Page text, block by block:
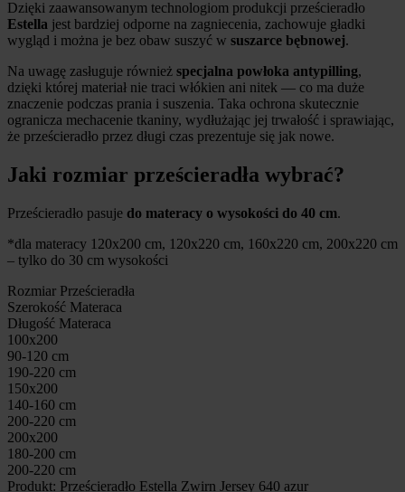
Dzięki zaawansowanym technologiom produkcji prześcieradło
Estella jest bardziej odporne na zagniecenia, zachowuje gładki
wygląd i można je bez obaw suszyć w suszarce bębnowej.
Na uwagę zasługuje również specjalna powłoka antypilling,
dzięki której materiał nie traci włókien ani nitek — co ma duże
znaczenie podczas prania i suszenia. Taka ochrona skutecznie
ogranicza mechacenie tkaniny, wydłużając jej trwałość i sprawiając,
że prześcieradło przez długi czas prezentuje się jak nowe.
Jaki rozmiar prześcieradła wybrać?
Prześcieradło pasuje do materacy o wysokości do 40 cm.
*dla materacy 120x200 cm, 120x220 cm, 160x220 cm, 200x220 cm
– tylko do 30 cm wysokości
Rozmiar Prześcieradła
Szerokość Materaca
Długość Materaca
100x200
90-120 cm
190-220 cm
150x200
140-160 cm
200-220 cm
200x200
180-200 cm
200-220 cm
Produkt: Prześcieradło Estella Zwirn Jersey 640 azur